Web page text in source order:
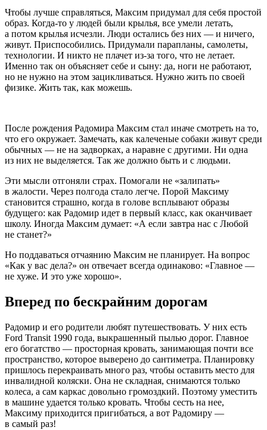
Чтобы лучше справляться, Максим придумал для себя простой
образ. Когда-то у людей были крылья, все умели летать,
а потом крылья исчезли. Люди остались без них — и ничего,
живут. Приспособились. Придумали парапланы, самолеты,
технологии. И никто не плачет из-за того, что не летает.
Именно так он объясняет себе и сыну: да, ноги не работают,
но не нужно на этом зацикливаться. Нужно жить по своей
физике. Жить так, как можешь.
После рождения Радомира Максим стал иначе смотреть на то,
что его окружает. Замечать, как калеченые собаки живут среди
обычных — не на задворках, а наравне с другими. Ни одна
из них не выделяется. Так же должно быть и с людьми.
Эти мысли отгоняли страх. Помогали не «залипать»
в жалости. Через полгода стало легче. Порой Максиму
становится страшно, когда в голове всплывают образы
будущего: как Радомир идет в первый класс, как оканчивает
школу. Иногда Максим думает: «А если завтра нас с Любой
не станет?»
Но поддаваться отчаянию Максим не планирует. На вопрос
«Как у вас дела?» он отвечает всегда одинаково: «Главное —
не хуже. И это уже хорошо».
Вперед по бескрайним дорогам
Радомир и его родители любят путешествовать. У них есть
Ford Transit 1990 года, выкрашенный пылью дорог. Главное
его богатство — просторная кровать, занимающая почти все
пространство, которое выверено до сантиметра. Планировку
пришлось перекраивать много раз, чтобы оставить место для
инвалидной коляски. Она не складная, снимаются только
колеса, а сам каркас довольно громоздкий. Поэтому уместить
в машине удается только кровать. Чтобы сесть на нее,
Максиму приходится пригибаться, а вот Радомиру —
в самый раз!